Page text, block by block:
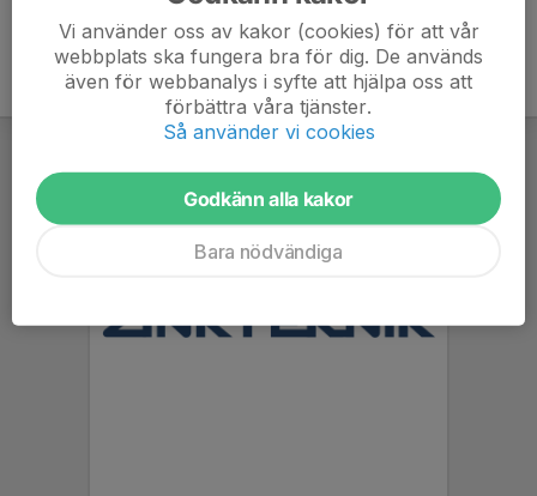
Vi använder oss av kakor (cookies) för att vår
webbplats ska fungera bra för dig. De används
även för webbanalys i syfte att hjälpa oss att
förbättra våra tjänster.
Så använder vi cookies
Godkänn alla kakor
Bara nödvändiga